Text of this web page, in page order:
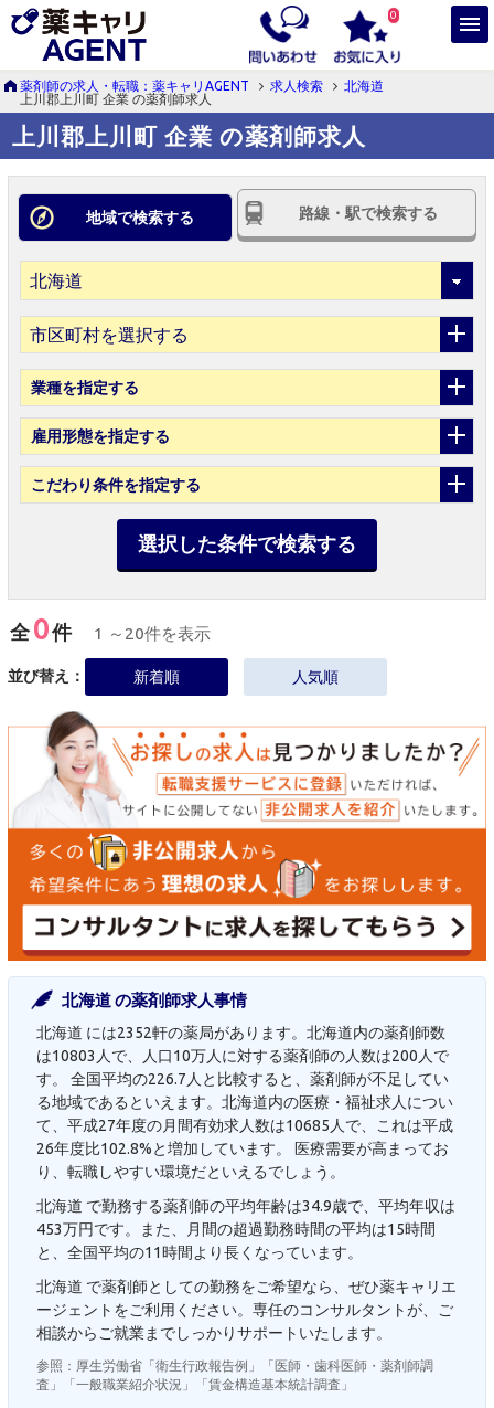
0
薬剤師の求人・転職：薬キャリAGENT 求人検索
北海道
上川郡上川町 企業 の薬剤師求人
上川郡上川町 企業 の薬剤師求人
地域で検索する 路線・駅で検索する
市区町村を選択する
業種を指定する
雇用形態を指定する
こだわり条件を指定する
選択した条件で検索する
全0件 1 ～20件を表示
並び替え： 新着順 人気順
北海道 の薬剤師求人事情
北海道 には2352軒の薬局があります。北海道内の薬剤師数
は10803人で、人口10万人に対する薬剤師の人数は200人で
す。 全国平均の226.7人と比較すると、薬剤師が不足してい
る地域であるといえます。北海道内の医療・福祉求人につい
て、平成27年度の月間有効求人数は10685人で、これは平成
26年度比102.8%と増加しています。 医療需要が高まってお
り、転職しやすい環境だといえるでしょう。
北海道 で勤務する薬剤師の平均年齢は34.9歳で、平均年収は
453万円です。また、月間の超過勤務時間の平均は15時間
と、全国平均の11時間より長くなっています。
北海道 で薬剤師としての勤務をご希望なら、ぜひ薬キャリエ
ージェントをご利用ください。専任のコンサルタントが、ご
相談からご就業までしっかりサポートいたします。
参照：厚生労働省「衛生行政報告例」「医師・歯科医師・薬剤師調
査」「一般職業紹介状況」「賃金構造基本統計調査」